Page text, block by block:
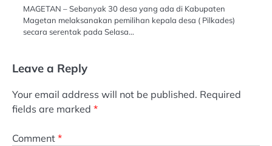
MAGETAN – Sebanyak 30 desa yang ada di Kabupaten
Magetan melaksanakan pemilihan kepala desa ( Pilkades)
secara serentak pada Selasa…
Leave a Reply
Your email address will not be published. Required
fields are marked *
Comment *